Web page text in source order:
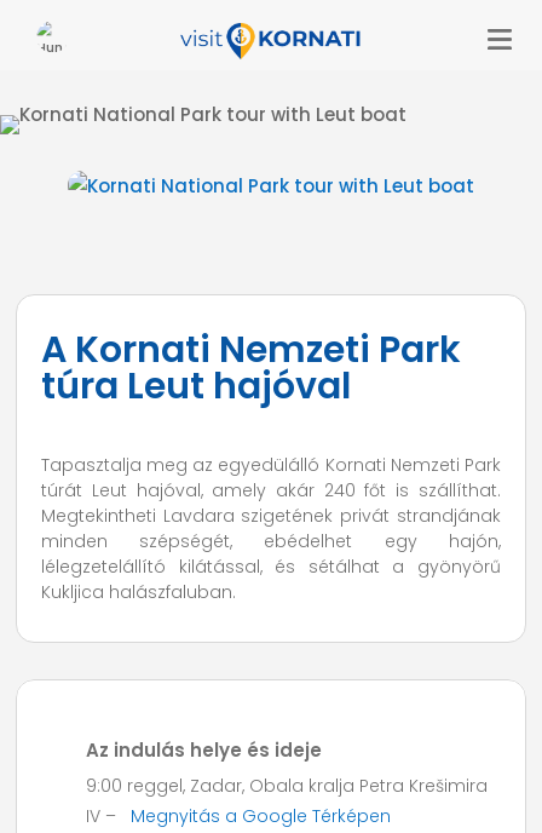
A Kornati Nemzeti Park
túra Leut hajóval
Tapasztalja meg az egyedülálló Kornati Nemzeti Park
túrát Leut hajóval, amely akár 240 főt is szállíthat.
Megtekintheti Lavdara szigetének privát strandjának
minden szépségét, ebédelhet egy hajón,
lélegzetelállító kilátással, és sétálhat a gyönyörű
Kukljica halászfaluban.
Az indulás helye és ideje
9:00 reggel, Zadar, Obala kralja Petra Krešimira
IV –
Megnyitás a Google Térképen